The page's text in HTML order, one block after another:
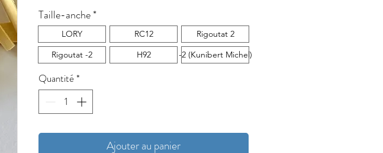
Taille-anche*
LORY RC12
Rigoutat 2
Rigoutat -2
H92 -2 (Kunibert Michel)
Quantité*
Ajouter au panier